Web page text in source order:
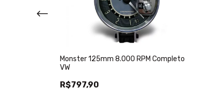
Monster 125mm 8.000 RPM Completo
VW
R$797,90